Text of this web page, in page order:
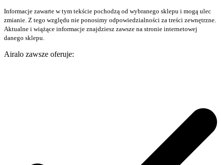
Informacje zawarte w tym tekście pochodzą od wybranego sklepu i mogą ulec
zmianie. Z tego względu nie ponosimy odpowiedzialności za treści zewnętrzne.
Aktualne i wiążące informacje znajdziesz zawsze na stronie internetowej
danego sklepu.
Airalo zawsze oferuje: